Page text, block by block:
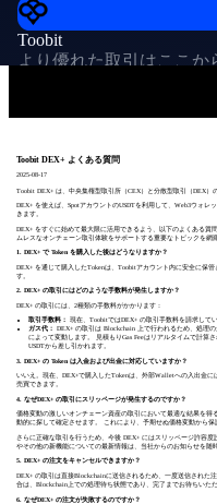
Toobit
より優れた取引はここか
Toobit DEX+ よくある質問
2025-08-17
Toobit DEX+ は、中央集権型取引所（CEX）と分散型取引（DEX）
DEX+ を使えば、SpotアカウントのUSDTを利用して、Web3ウォ
きます。
DEX+ をすぐに始めて最大限に活用できるよう、以下のよくある
ムレスなオンチェーン取引体験をサポートする重要なトピックを網
1. DEX+ で Token を購入した後はどうなりますか？
DEX+ を通じて購入したTokenは、Toobitアカウント内に安全に保
す。
2. DEX+ の取引にはどのような手数料が発生しますか？
DEX+ の取引には、2種類の手数料がかかります：
取引手数料：
現在、ToobitではDEX+ の取引手数料を請求して
ガス代：
DEX+ の取引は Blockchain 上で行われるため、処理
によって変動します。 見積もりGas Feeはリアルタイムで計算
USDTから差し引かれます。
3. DEX+ の Token は入金および出金に対応していますか？
いいえ。現在、DEX+で購入したTokenは、外部Walletへの入出金
売買できます。
4. なぜDEX+ の取引にスリッページが発生するのですか？
価格変動の激しいオンチェーン資産の取引において最適な結果を
動的に探して確定させます。 これにより、予期せぬ価格変動から保
さらに正確な取引を行うため、今後 DEX+ にはスリッページ許容
やその他の新機能についての最新情報は、当社からのお知らせを随
5. DEX+ の注文をキャンセルできますか？
DEX+ の取引は直接Blockchainに送信されるため、一度送信された
合は、Blockchain上での処理待ち状態であり、完了までお待ちいた
6. なぜDEX+ の注文が失敗するのですか？